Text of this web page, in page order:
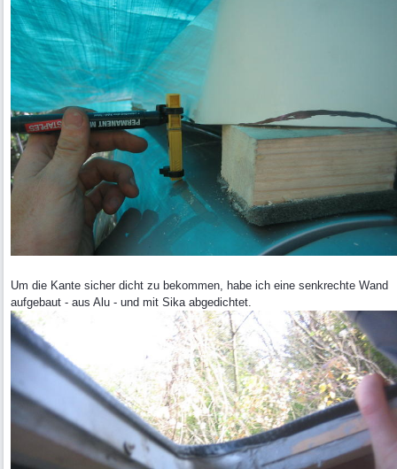
Um die Kante sicher dicht zu bekommen, habe ich eine senkrechte Wand
aufgebaut - aus Alu - und mit Sika abgedichtet.